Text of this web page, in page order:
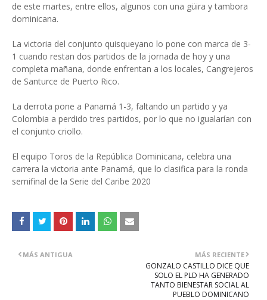
de este martes, entre ellos, algunos con una güira y tambora
dominicana.
La victoria del conjunto quisqueyano lo pone con marca de 3-
1 cuando restan dos partidos de la jornada de hoy y una
completa mañana, donde enfrentan a los locales, Cangrejeros
de Santurce de Puerto Rico.
La derrota pone a Panamá 1-3, faltando un partido y ya
Colombia a perdido tres partidos, por lo que no igualarían con
el conjunto criollo.
El equipo Toros de la República Dominicana, celebra una
carrera la victoria ante Panamá, que lo clasifica para la ronda
semifinal de la Serie del Caribe 2020
MÁS RECIENTE
GONZALO CASTILLO DICE QUE
SOLO EL PLD HA GENERADO
TANTO BIENESTAR SOCIAL AL
PUEBLO DOMINICANO
MÁS ANTIGUA